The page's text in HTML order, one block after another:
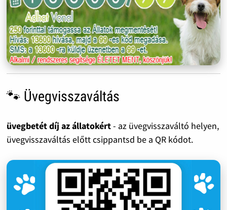
🐾 Üvegvisszaváltás
üvegbetét díj az állatokért- az üvegvisszaváltó helyen,
üvegvisszaváltás előtt csippantsd be a QR kódot.